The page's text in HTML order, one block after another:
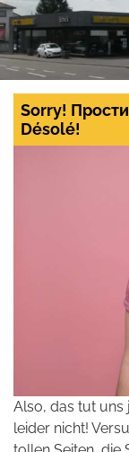
Sorry!
Désolé!
Also, das tut uns
leider nicht!